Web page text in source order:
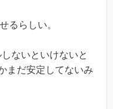
るらしい。
ないといけないと
まだ安定してないみ